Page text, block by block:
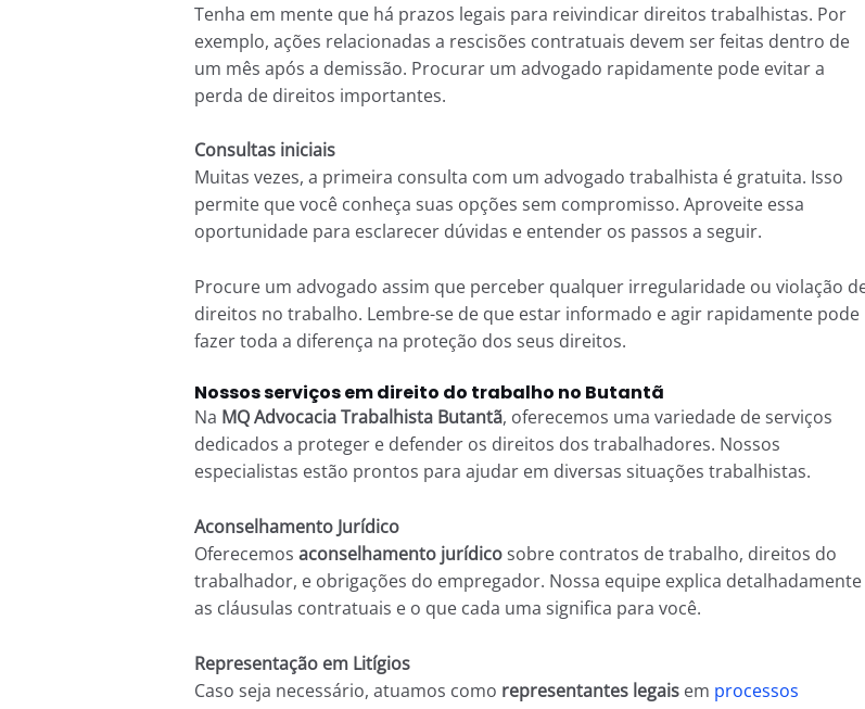
Tenha em mente que há prazos legais para reivindicar direitos trabalhistas. Por
exemplo, ações relacionadas a rescisões contratuais devem ser feitas dentro de
um mês após a demissão. Procurar um advogado rapidamente pode evitar a
perda de direitos importantes.
Consultas iniciais
Muitas vezes, a primeira consulta com um advogado trabalhista é gratuita. Isso
permite que você conheça suas opções sem compromisso. Aproveite essa
oportunidade para esclarecer dúvidas e entender os passos a seguir.
Procure um advogado assim que perceber qualquer irregularidade ou violação
direitos no trabalho. Lembre-se de que estar informado e agir rapidamente pode
fazer toda a diferença na proteção dos seus direitos.
Nossos serviços em direito do trabalho no Butantã
Na MQ Advocacia Trabalhista Butantã, oferecemos uma variedade de serviços
dedicados a proteger e defender os direitos dos trabalhadores. Nossos
especialistas estão prontos para ajudar em diversas situações trabalhistas.
Aconselhamento Jurídico
Oferecemos aconselhamento jurídicosobre contratos de trabalho, direitos do
trabalhador, e obrigações do empregador. Nossa equipe explica detalhadamente
as cláusulas contratuais e o que cada uma significa para você.
Representação em Litígios
Caso seja necessário, atuamos como representantes legaisem processos